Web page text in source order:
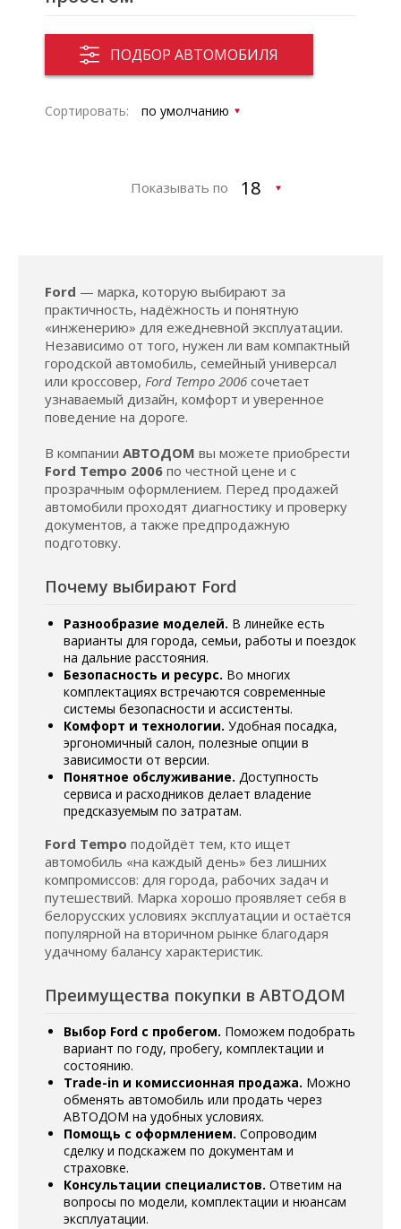
ПОДБОР АВТОМОБИЛЯ
Сортировать:
Показывать по
Ford — марка, которую выбирают за
практичность, надёжность и понятную
«инженерию» для ежедневной эксплуатации.
Независимо от того, нужен ли вам компактный
городской автомобиль, семейный универсал
или кроссовер, Ford Tempo 2006 сочетает
узнаваемый дизайн, комфорт и уверенное
поведение на дороге.
В компании АВТОДОМ вы можете приобрести
Ford Tempo 2006 по честной цене и с
прозрачным оформлением. Перед продажей
автомобили проходят диагностику и проверку
документов, а также предпродажную
подготовку.
Почему выбирают Ford
Разнообразие моделей. В линейке есть
варианты для города, семьи, работы и поездок
на дальние расстояния.
Безопасность и ресурс. Во многих
комплектациях встречаются современные
системы безопасности и ассистенты.
Комфорт и технологии. Удобная посадка,
эргономичный салон, полезные опции в
зависимости от версии.
Понятное обслуживание. Доступность
сервиса и расходников делает владение
предсказуемым по затратам.
Ford Tempo подойдёт тем, кто ищет
автомобиль «на каждый день» без лишних
компромиссов: для города, рабочих задач и
путешествий. Марка хорошо проявляет себя в
белорусских условиях эксплуатации и остаётся
популярной на вторичном рынке благодаря
удачному балансу характеристик.
Преимущества покупки в АВТОДОМ
Выбор Ford с пробегом. Поможем подобрать
вариант по году, пробегу, комплектации и
состоянию.
Trade-in и комиссионная продажа. Можно
обменять автомобиль или продать через
АВТОДОМ на удобных условиях.
Помощь с оформлением. Сопроводим
сделку и подскажем по документам и
страховке.
Консультации специалистов. Ответим на
вопросы по модели, комплектации и нюансам
эксплуатации.